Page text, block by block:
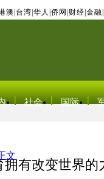
澳 台湾 华人 侨网 财经 金融
社会 国际
文
拥有改变世界的